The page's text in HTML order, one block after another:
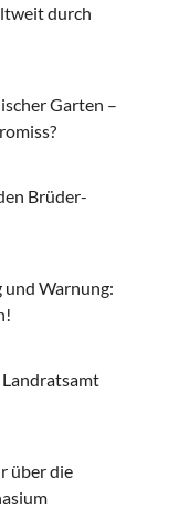
durch
Garten –
Brüder-
Warnung:
über die